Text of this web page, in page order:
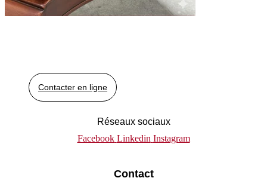
Contacter en ligne
Réseaux sociaux
Facebook Linkedin Instagram
Contact